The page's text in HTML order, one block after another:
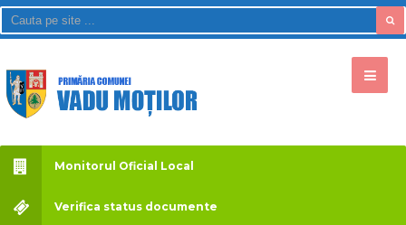
Monitorul Oficial Local
Verifica status documente